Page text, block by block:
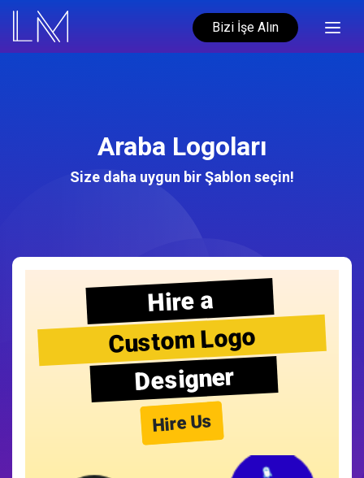
Bizi İşe Alın
Araba Logoları
Size daha uygun bir Şablon seçin!
Hire a
Custom Logo
Designer
Hire Us